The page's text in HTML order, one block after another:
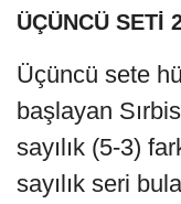
ÜÇÜNCÜ SETİ
Üçüncü sete
başlayan
sayılık (5-3)
sayılık seri